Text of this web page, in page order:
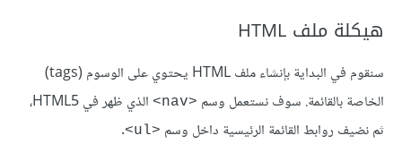
هيكلة ملف HTML
سنقوم في البداية بإنشاء ملف HTML يحتوي على الوسوم (tags)
الخاصة بالقائمة. سوف نستعمل وسم <nav>
الذي ظهر في HTML5،
ثم نضيف روابط القائمة الرئيسية داخل وسم <ul>
.